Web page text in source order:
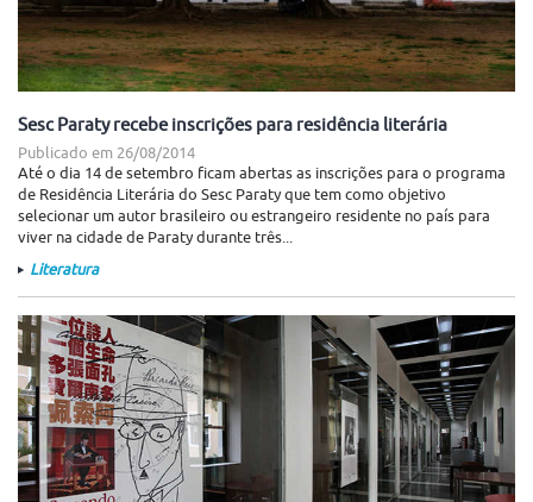
Sesc Paraty recebe inscrições para residência literária
Publicado em 26/08/2014
Até o dia 14 de setembro ficam abertas as inscrições para o programa
de Residência Literária do Sesc Paraty que tem como objetivo
selecionar um autor brasileiro ou estrangeiro residente no país para
viver na cidade de Paraty durante três...
Literatura